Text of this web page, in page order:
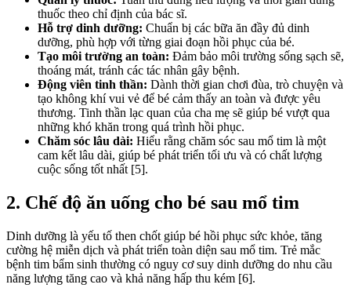
thuốc theo chỉ định của bác sĩ.
Hỗ trợ dinh dưỡng: Chuẩn bị các bữa ăn đầy đủ dinh
dưỡng, phù hợp với từng giai đoạn hồi phục của bé.
Tạo môi trường an toàn: Đảm bảo môi trường sống sạch sẽ,
thoáng mát, tránh các tác nhân gây bệnh.
Động viên tinh thần: Dành thời gian chơi đùa, trò chuyện và
tạo không khí vui vẻ để bé cảm thấy an toàn và được yêu
thương. Tinh thần lạc quan của cha mẹ sẽ giúp bé vượt qua
những khó khăn trong quá trình hồi phục.
Chăm sóc lâu dài: Hiểu rằng chăm sóc sau mổ tim là một
cam kết lâu dài, giúp bé phát triển tối ưu và có chất lượng
cuộc sống tốt nhất [5].
2. Chế độ ăn uống cho bé sau mổ tim
Dinh dưỡng là yếu tố then chốt giúp bé hồi phục sức khỏe, tăng
cường hệ miễn dịch và phát triển toàn diện sau mổ tim. Trẻ mắc
bệnh tim bẩm sinh thường có nguy cơ suy dinh dưỡng do nhu cầu
năng lượng tăng cao và khả năng hấp thu kém [6].